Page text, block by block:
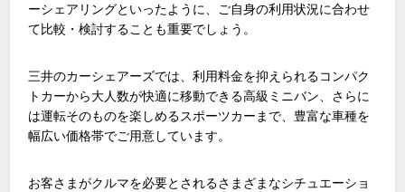
ーシェアリングといったように、ご自身の利用状況に合わせ
て比較・検討することも重要でしょう。
三井のカーシェアーズでは、利用料金を抑えられるコンパク
トカーから大人数が快適に移動できる高級ミニバン、さらに
は運転そのものを楽しめるスポーツカーまで、豊富な車種を
幅広い価格帯でご用意しています。
お客さまがクルマを必要とされるさまざまなシチュエーショ